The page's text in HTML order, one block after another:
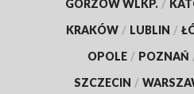
GORZÓW WLKP. /
KRAKÓW / LUBLIN /
OPOLE / POZNAŃ
SZCZECIN /